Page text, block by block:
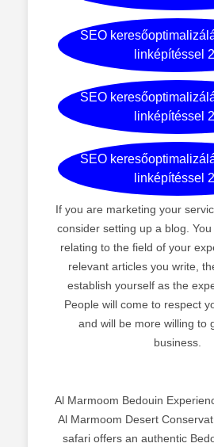
SEO
linképítéssel
SEO
linképítéssel
SEO
linképítéssel
If you are marketing your
consider setting up a blog.
relating to the field of your
relevant articles you write,
establish yourself as the
People will come to respect
and will be more willing to
business.
Al Marmoom Bedouin
Al Marmoom Desert
safari offers an authentic